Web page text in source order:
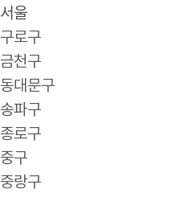
서울
구로구
금천구
동대문구
송파구
종로구
중구
중랑구